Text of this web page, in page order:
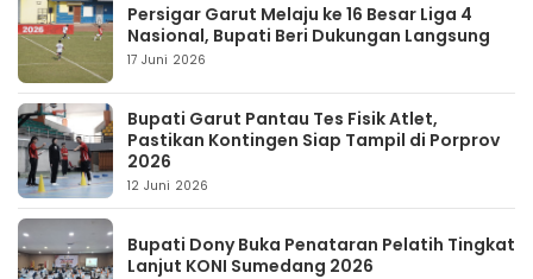
Persigar Garut Melaju ke 16 Besar Liga 4
Nasional, Bupati Beri Dukungan Langsung
17 Juni 2026
Bupati Garut Pantau Tes Fisik Atlet,
Pastikan Kontingen Siap Tampil di Porprov
2026
12 Juni 2026
Bupati Dony Buka Penataran Pelatih Tingkat
Lanjut KONI Sumedang 2026